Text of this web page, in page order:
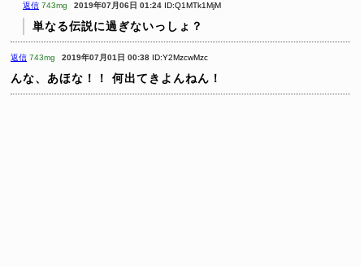
返信 743mg 2019年07月06日 01:24 ID:Q1MTk1MjM
単なる伝説に過ぎないっしょ？
返信 743mg 2019年07月01日 00:38 ID:Y2MzcwMzc
んな、あほな！！ 何出てきよんねん！